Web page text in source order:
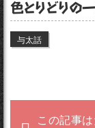
色とりどりの
与太話
この記事